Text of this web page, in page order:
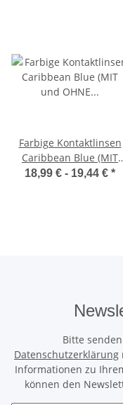
Farbige Kontaktlinsen
Caribbean Blue (MIT
und OHNE Stärke/Power
18,99 € - 19,44 € *
Bitte
Datenschutzerklärung
Informationen zu
können den